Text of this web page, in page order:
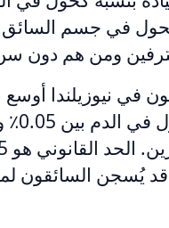
الكحول في جسم
ومن هم دون سن 25
في نيوزيلندا